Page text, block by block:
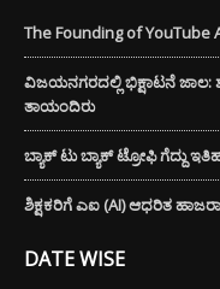
The Founding of YouTube
ವಿಜಯನಗರದಲ್ಲಿ ಭಿಕ್ಷಾಟನೆ ಜಾಲ:
ತಾಯಂದಿರು
ಬ್ಯಾಕ್ ಟು ಬ್ಯಾಕ್ ಟ್ರೋಫಿ ಗೆದ್ದು
ಶಿಕ್ಷಕರಿಗೆ ಎಐ (AI) ಆಧರಿತ
DATE WISE